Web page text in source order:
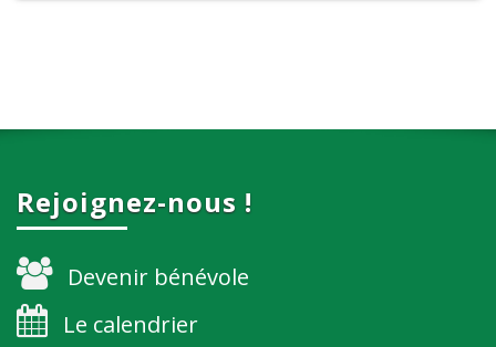
Rejoignez-nous !
Devenir bénévole
Le calendrier